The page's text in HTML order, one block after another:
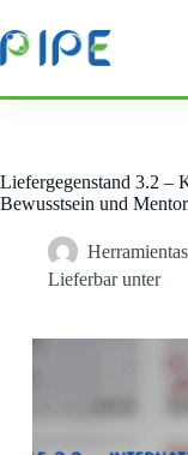
Inhalt
springen
Liefergegenstand 3.2 –
Bewusstsein und
Herramientas
Lieferbar unter